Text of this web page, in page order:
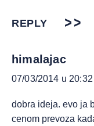
REPLY
himalajac
07/03/2014 u 20:32
dobra ideja. evo ja
cenom prevoza